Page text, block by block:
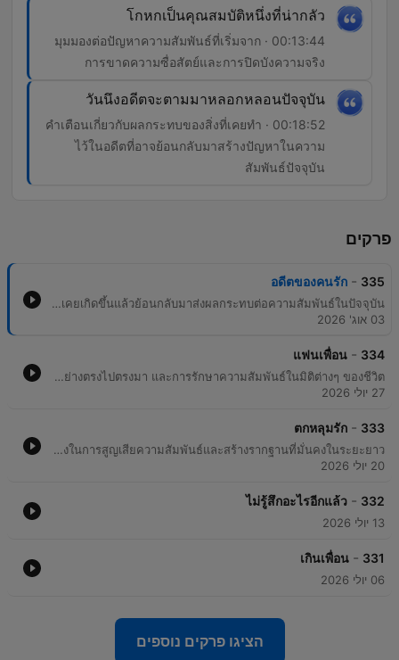
โกหกเป็นคุณสมบัติหนึ่งที่น่ากลัว
00:13:44 · มุมมองต่อปัญหาความสัมพันธ์ที่เริ่มจาก
การขาดความซื่อสัตย์และการปิดบังความจริง
วันนึงอดีตจะตามมาหลอกหลอนปัจจุบัน
00:18:52 · คำเตือนเกี่ยวกับผลกระทบของสิ่งที่เคยทำ
ไว้ในอดีตที่อาจย้อนกลับมาสร้างปัญหาในความ
สัมพันธ์ปัจจุบัน
פרקים
335
-
อดีตของคนรัก
รายการพอดแคสต์พี่อ้อยพี่ฉอดในตอนนี้รวบรวมปัญหาหัวใจที่เกี่ยวข้องกับการเผชิญหน้ากับอดีต ไม่ว่าจะเป็นเรื่องแฟนเก่า การขุดคุ้ยประวัติส่วนตัว หรือความลับในอดีตที่ถูกเปิดเผยขึ้นมาในปัจจุบัน เนื้อหาเน้นไปที่การรับมือกับความรู้สึกของทั้งตนเองและคู่รัก เมื่อสิ่งที่เคยเกิดขึ้นแล้วย้อนกลับมาส่งผลกระทบต่อความสัมพันธ์ในปัจจุบัน
03 אוג' 2026
334
-
แฟนเพื่อน
รายการ พี่อ้อยพี่ฉอด Podcast ในอีพีนี้รวบรวมปัญหาหัวใจหลากหลายรูปแบบที่ส่งเข้ามาปรึกษา ตั้งแต่ความสัมพันธ์ซับซ้อนระหว่างเพื่อนสนิทกับแฟนเพื่อน การรับมือกับสถานการณ์เมื่อพบว่าแฟนเพื่อนกำลังนอกใจในขณะที่เพื่อนกำลังตั้งครรัง ไปจนถึงการจัดการขอบเขตความเป็นส่วนตัวเมื่อแฟนเพื่อนพยายามเข้ามาอ่านแชทส่วนตัว และปัญหาความหึงหวงระหว่างเพื่อนชายหญิงที่มีระยะห่างไม่เหมาะสม เนื้อหาเน้นการให้คำแนะนำในการใช้สติ การสื่อสารอย่างตรงไปตรงมา และการรักษาความสัมพันธ์ในมิติต่างๆ ของชีวิต
27 יולי 2026
333
-
ตกหลุมรัก
พอดแคสต์ในซีรีส์ 'ตกลุมรัก' โดยพี่อ้อยพี่ช้อด ที่รวบรวมคำถามปัญหาหัวใจจากทางบ้านมาตอบด้วยมุมมองที่เน้นการใช้สติและการเรียนรู้ความสัมพันธ์ เนื้อหาครอบคลุมตั้งแต่ความกังวลในการแอบชอบเพื่อน การรับมือกับความรู้สึกหวั่นไหวเมื่อมีคนใหม่เข้ามาในขณะที่มีแฟนอยู่ ไปจนถึงเทคนิคการสร้างบทสนทนาสำหรับคู่รักมือใหม่ ผู้ดำเนินรายการเน้นย้ำเรื่องการไม่รีบร้อนตัดสินใจหรือเร่งรัดความสัมพันธ์จนเกินไป โดยให้ความสำคัญกับการใช้เวลาเพื่อทำความรู้จักตัวตนของอีกฝ่ายอย่างแท้จริง เพื่อลดความเสี่ยงในการสูญเสียความสัมพันธ์และสร้างรากฐานที่มั่นคงในระยะยาว
20 יולי 2026
332
-
ไม่รู้สึกอะไรอีกแล้ว
13 יולי 2026
331
-
เกินเพื่อน
06 יולי 2026
הציגו פרקים נוספים